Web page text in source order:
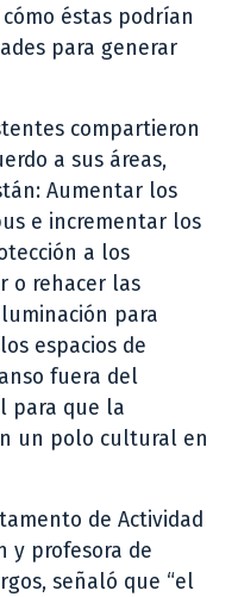
éstas podrían
para generar
compartieron
a sus áreas,
Aumentar los
e incrementar los
a los
o rehacer las
para
espacios de
fuera del
para que la
un polo cultural en
de Actividad
y profesora de
señaló que “el